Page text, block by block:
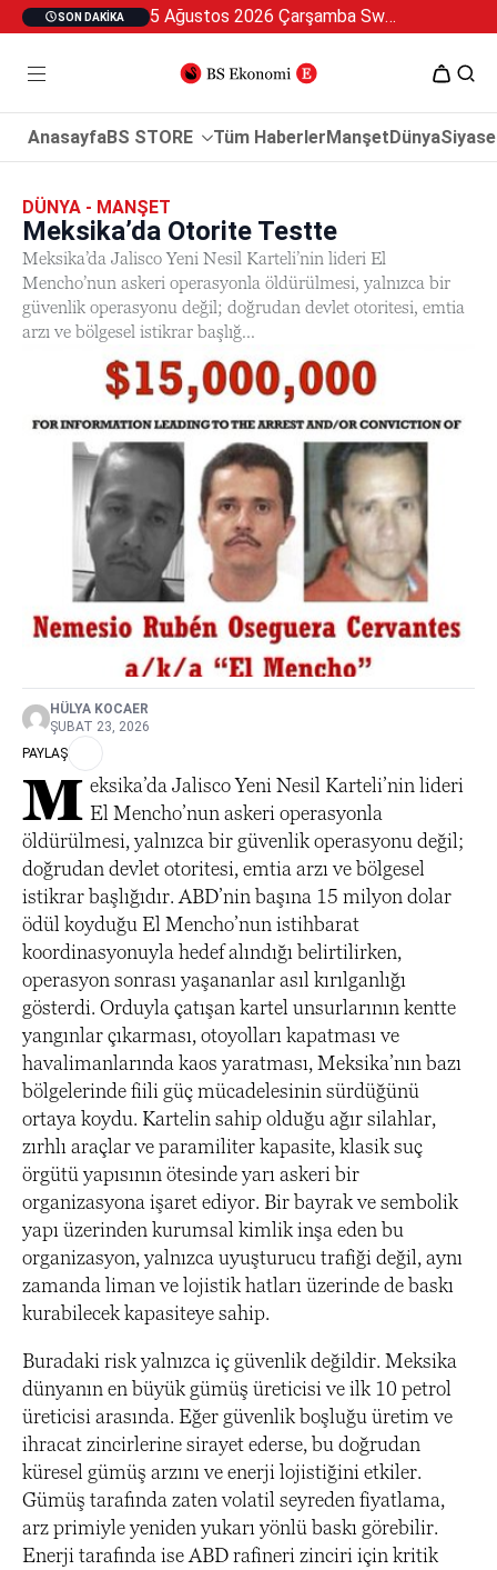
SON DAKIKA 5 Ağustos 2026 Çarşamba Swan Özel 2
AnasayfaBS STORE Tüm HaberlerManşetDünya
DÜNYA - MANŞET
Meksika’da Otorite Testte
Meksika’da Jalisco Yeni Nesil Karteli’nin lideri El
Mencho’nun askeri operasyonla öldürülmesi, yalnızca bir
güvenlik operasyonu değil; doğrudan devlet otoritesi, emtia
arzı ve bölgesel istikrar başlığ...
HÜLYA KOCAER
ŞUBAT 23, 2026
PAYLAŞ
M eksika’da Jalisco Yeni Nesil Karteli’nin lideri
El Mencho’nun askeri operasyonla
öldürülmesi, yalnızca bir güvenlik operasyonu değil;
doğrudan devlet otoritesi, emtia arzı ve bölgesel
istikrar başlığıdır. ABD’nin başına 15 milyon dolar
ödül koyduğu El Mencho’nun istihbarat
koordinasyonuyla hedef alındığı belirtilirken,
operasyon sonrası yaşananlar asıl kırılganlığı
gösterdi. Orduyla çatışan kartel unsurlarının kentte
yangınlar çıkarması, otoyolları kapatması ve
havalimanlarında kaos yaratması, Meksika’nın bazı
bölgelerinde fiili güç mücadelesinin sürdüğünü
ortaya koydu. Kartelin sahip olduğu ağır silahlar,
zırhlı araçlar ve paramiliter kapasite, klasik suç
örgütü yapısının ötesinde yarı askeri bir
organizasyona işaret ediyor. Bir bayrak ve sembolik
yapı üzerinden kurumsal kimlik inşa eden bu
organizasyon, yalnızca uyuşturucu trafiği değil, aynı
zamanda liman ve lojistik hatları üzerinde de baskı
kurabilecek kapasiteye sahip.
Buradaki risk yalnızca iç güvenlik değildir. Meksika
dünyanın en büyük gümüş üreticisi ve ilk 10 petrol
üreticisi arasında. Eğer güvenlik boşluğu üretim ve
ihracat zincirlerine sirayet ederse, bu doğrudan
küresel gümüş arzını ve enerji lojistiğini etkiler.
Gümüş tarafında zaten volatil seyreden fiyatlama,
arz primiyle yeniden yukarı yönlü baskı görebilir.
Enerji tarafında ise ABD rafineri zinciri için kritik